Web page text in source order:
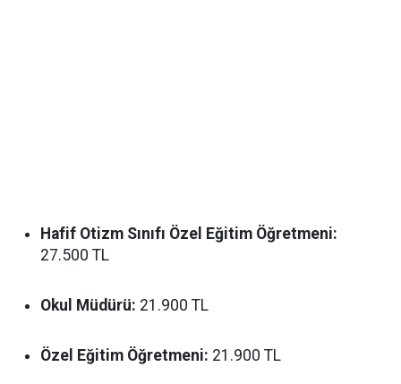
Hafif Otizm Sınıfı Özel Eğitim Öğretmeni:
27.500 TL
Okul Müdürü: 21.900 TL
Özel Eğitim Öğretmeni: 21.900 TL